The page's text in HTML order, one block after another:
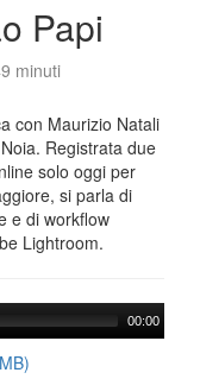
Papi
minuti
con Maurizio Natali
Registrata due
solo oggi per
si parla di
e di workflow
Lightroom.
00:00